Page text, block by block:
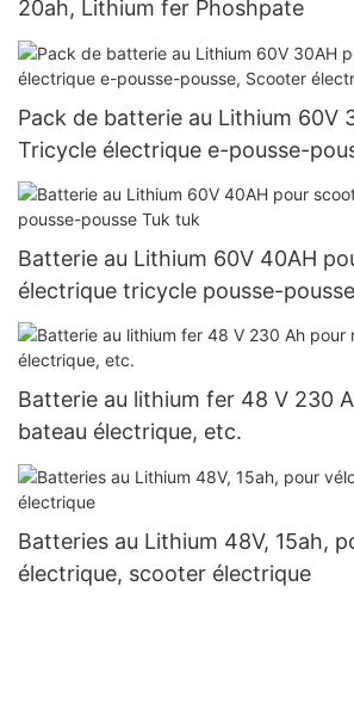
20ah, Lithium fer Phoshpate
Pack de batterie au Lithium 60V
Tricycle électrique e-pousse-
électrique
Batterie au Lithium 60V 40AH
électrique tricycle pousse-
Batterie au lithium fer 48 V 230
bateau électrique, etc.
Batteries au Lithium 48V, 15ah,
électrique, scooter électrique